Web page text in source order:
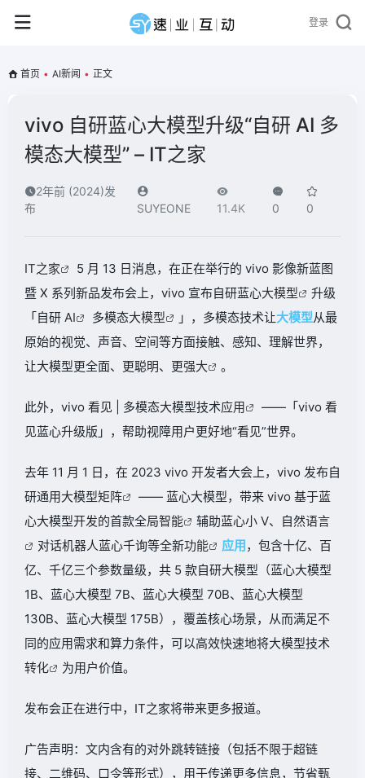
登录
首页 • AI新闻 • 正文
vivo 自研蓝心大模型升级“自研 AI 多
模态大模型” – IT之家
2年前 (2024)发
布
SUYEONE 11.4K 0 0
IT之家
5 月 13 日消息，在正在举行的 vivo 影像新蓝图
暨 X 系列新品发布会上，vivo 宣布自研蓝心大模型
升级
「自研 AI 多模态大模型 」，多模态技术让大模型从最
原始的视觉、声音、空间等方面接触、感知、理解世界，
让大模型更全面、更聪明、更强大 。
此外，vivo 看见 | 多模态大模型技术应用
——「vivo 看
见蓝心升级版」，帮助视障用户更好地“看见”世界。
去年 11 月 1 日，在 2023 vivo 开发者大会上，vivo 发布自
研通用大模型矩阵
—— 蓝心大模型，带来 vivo 基于蓝
心大模型开发的首款全局智能 辅助蓝心小 V、自然语言
对话机器人蓝心千询等全新功能 应用，包含十亿、百
亿、千亿三个参数量级，共 5 款自研大模型（蓝心大模型
1B、蓝心大模型 7B、蓝心大模型 70B、蓝心大模型
130B、蓝心大模型 175B），覆盖核心场景，从而满足不
同的应用需求和算力条件，可以高效快速地将大模型技术
转化
为用户价值。
发布会正在进行中，IT之家将带来更多报道。
广告声明：文内含有的对外跳转链接（包括不限于超链
接、二维码、口令等形式），用于传递更多信息，节省甄